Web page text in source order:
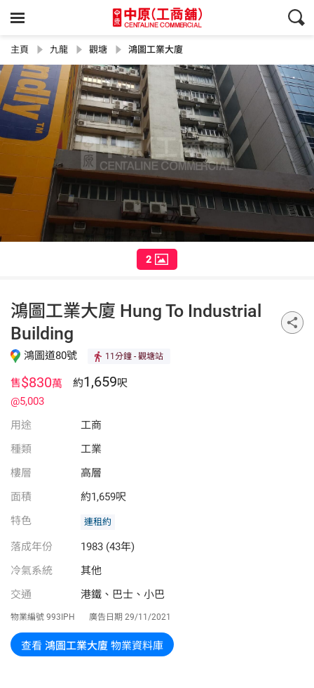
主頁 九龍 觀塘 鴻圖工業大廈
2
鴻圖工業大廈 Hung To Industrial
Building
鴻圖道80號 11分鐘 - 觀塘站
售$830萬
@5,003
約1,659呎
用途
工商
種類
工業
樓層
高層
面積
約1,659呎
特色
連租約
落成年份
1983 (43年)
冷氣系統
其他
交通
港鐵、巴士、小巴
物業編號 993IPH 廣告日期 29/11/2021
查看 鴻圖工業大廈 物業資料庫